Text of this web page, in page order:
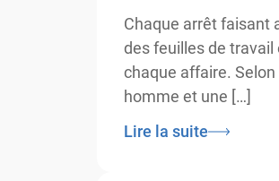
Chaque arrêt faisant
des feuilles de travail
chaque affaire. Selon
homme et une […]
Lire la suite